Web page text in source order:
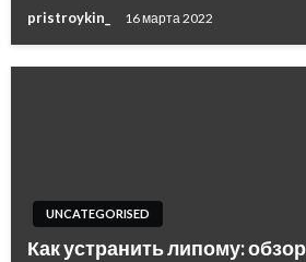
pristroykin_ 16 марта 2022
UNCATEGORISED
Как устранить липому: